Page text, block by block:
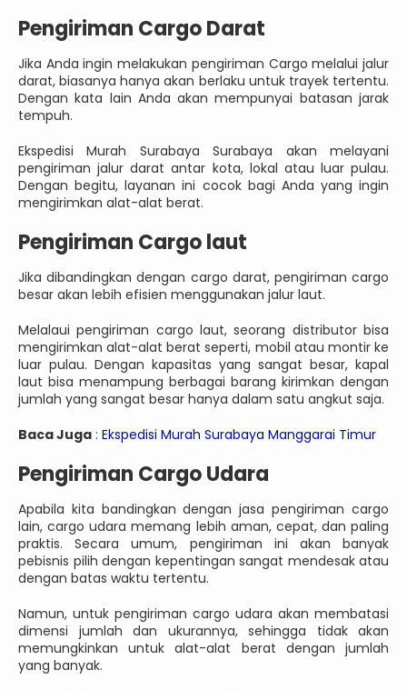
Pengiriman Cargo Darat
Jika Anda ingin melakukan pengiriman Cargo melalui jalur
darat, biasanya hanya akan berlaku untuk trayek tertentu.
Dengan kata lain Anda akan mempunyai batasan jarak
tempuh.
Ekspedisi Murah Surabaya Surabaya akan melayani
pengiriman jalur darat antar kota, lokal atau luar pulau.
Dengan begitu, layanan ini cocok bagi Anda yang ingin
mengirimkan alat-alat berat.
Pengiriman Cargo laut
Jika dibandingkan dengan cargo darat, pengiriman cargo
besar akan lebih efisien menggunakan jalur laut.
Melalaui pengiriman cargo laut, seorang distributor bisa
mengirimkan alat-alat berat seperti, mobil atau montir ke
luar pulau. Dengan kapasitas yang sangat besar, kapal
laut bisa menampung berbagai barang kirimkan dengan
jumlah yang sangat besar hanya dalam satu angkut saja.
Baca Juga : Ekspedisi Murah Surabaya Manggarai Timur
Pengiriman Cargo Udara
Apabila kita bandingkan dengan jasa pengiriman cargo
lain, cargo udara memang lebih aman, cepat, dan paling
praktis. Secara umum, pengiriman ini akan banyak
pebisnis pilih dengan kepentingan sangat mendesak atau
dengan batas waktu tertentu.
Namun, untuk pengiriman cargo udara akan membatasi
dimensi jumlah dan ukurannya, sehingga tidak akan
memungkinkan untuk alat-alat berat dengan jumlah
yang banyak.